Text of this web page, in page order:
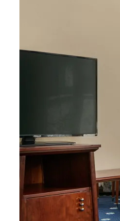
info@aquavita-travel.com
© 2025 Аква Вита - турагенство.
Все права защищены.